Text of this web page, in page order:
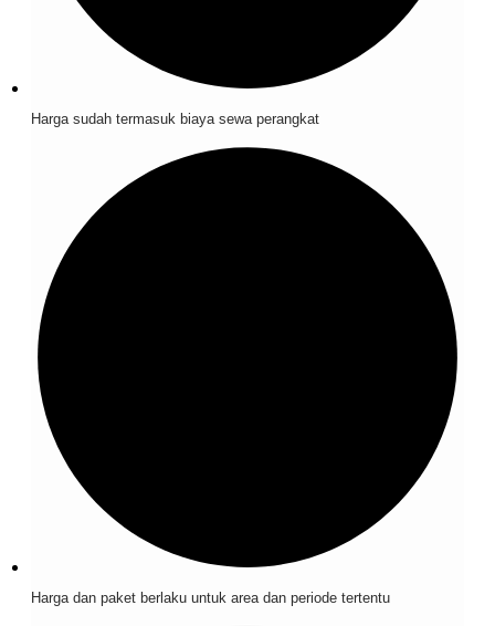
Harga sudah termasuk biaya sewa perangkat
Harga dan paket berlaku untuk area dan periode tertentu